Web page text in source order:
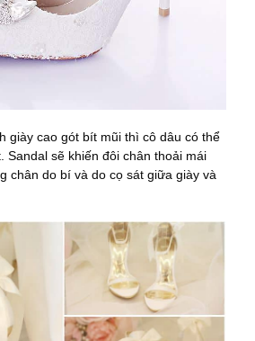
giày cao gót bít mũi thì cô dâu có thể
Sandal sẽ khiến đôi chân thoải mái
chân do bí và do cọ sát giữa giày và